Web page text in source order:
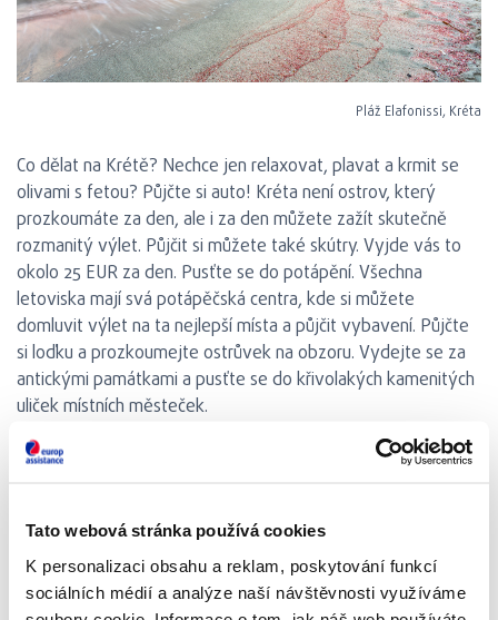
Tato webová stránka používá cookies
K personalizaci obsahu a reklam, poskytování funkcí
sociálních médií a analýze naší návštěvnosti využíváme
Pláž Elafonissi, Kréta
Co dělat na Krétě? Nechce jen relaxovat, plavat a krmit se
olivami s fetou? Půjčte si auto! Kréta není ostrov, který
prozkoumáte za den, ale i za den můžete zažít skutečně
rozmanitý výlet. Půjčit si můžete také skútry. Vyjde vás to
okolo 25 EUR za den. Pusťte se do potápění. Všechna
letoviska mají svá potápěčská centra, kde si můžete
domluvit výlet na ta nejlepší místa a půjčit vybavení. Půjčte
si loďku a prozkoumejte ostrůvek na obzoru. Vydejte se za
antickými památkami a pusťte se do křivolakých kamenitých
uliček místních městeček.
Máme pro Vás 20% slevu